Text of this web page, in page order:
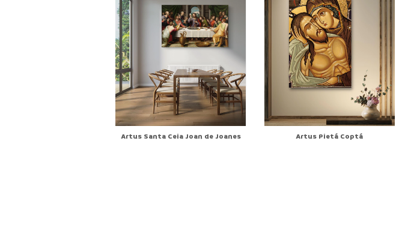
Artus Santa Ceia Joan de Joanes Artus Pietá Coptá